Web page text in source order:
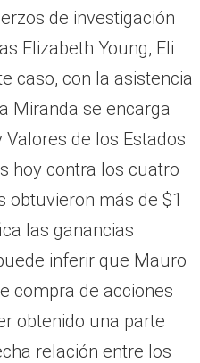
de investigación
Elizabeth Young, Eli
caso, con la asistencia
Miranda se encarga
de los Estados
hoy contra los cuatro
obtuvieron más de $1
las ganancias
inferir que Mauro
compra de acciones
obtenido una parte
relación entre los